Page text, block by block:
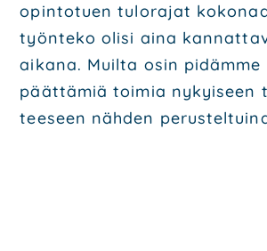
opin­to­tuen tulo­ra­jat
työn­te­ko oli­si aina
aika­na. Muil­ta osin pidäm­me
päät­tä­miä toi­mia nykyi­seen
tee­seen näh­den